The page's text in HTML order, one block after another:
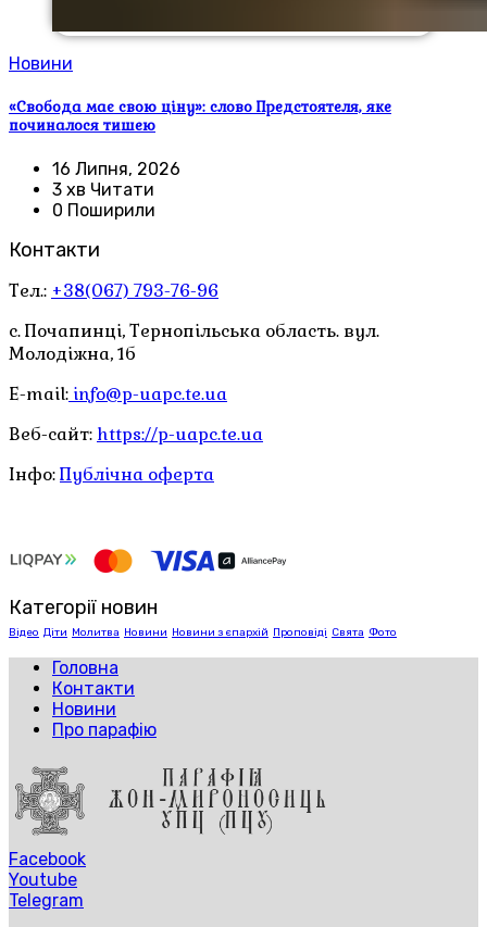
Новини
«Свобода має свою ціну»: слово Предстоятеля, яке
починалося тишею
16 Липня, 2026
3 хв Читати
0 Поширили
Контакти
Тел.: +38(067) 793-76-96
с. Почапинці, Тернопільська область. вул.
Молодіжна, 1б
E-mail: info@p-uapc.te.ua
Веб-сайт: https://p-uapc.te.ua
Інфо:Публічна оферта
Категорії новин
Відео Діти Молитва Новини Новини з єпархій Проповіді Свята Фото
Головна
Контакти
Новини
Про парафію
Facebook
Youtube
Telegram